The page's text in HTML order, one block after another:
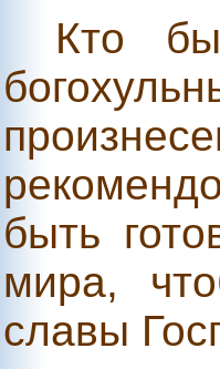
Кто
быть
мира,
славы